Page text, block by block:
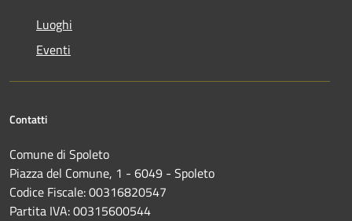
Luoghi
Eventi
Contatti
Comune di Spoleto
Piazza del Comune, 1 - 6049 - Spoleto
Codice Fiscale: 00316820547
Partita IVA: 00315600544